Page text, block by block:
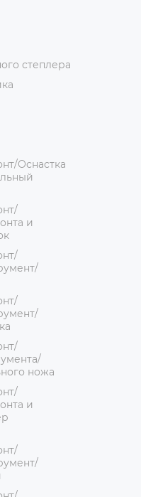
степлера
Оснастка
и
ножа
и